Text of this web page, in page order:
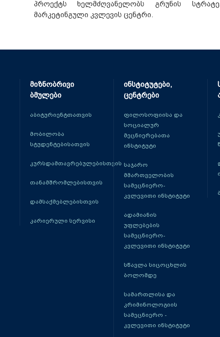
პროექტს ხელმძღვანელობს გრუნის
მარკეტინგული კვლევის ცენტრი.
მიზნობრივი
ბმულები
აბიტურიენტთათვის
მობილობა
სტუდენტებისათვის
კურსდამთავრებულებისთვის
თანამშრომლებისთვის
დამსაქმებლებისთვის
კარიერული სერვისი
ინსტიტუტები,
ცენტრები
ფილოსოფიისა და
სოციალურ
მეცნიერებათა
ინსტიტუტი
საჯარო
მმართველობის
სამეცნიერო-
კვლევითი ინსტიტუტი
ადამიანის
უფლებების
სამეცნიერო-
კვლევითი ინსტიტუტი
სწავლა სიცოცხლის
ბოლომდე
სამართლისა და
კრიმინოლოგიის
სამეცნიერო -
კვლევითი ინსტიტუტი